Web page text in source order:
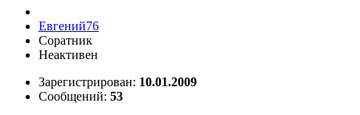
Евгений76
Соратник
Неактивен
Зарегистрирован: 10.01.2009
Сообщений: 53